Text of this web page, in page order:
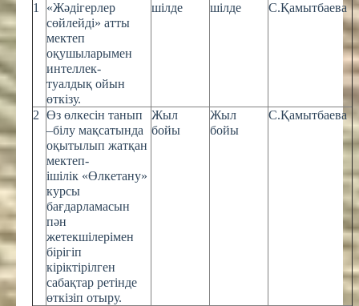
1
«Жәдігерлер
сөйлейді» атты
мектеп
оқушыларымен
интеллек-
туалдық ойын
өткізу.
шілде шілде С.Қамытбаева
2 Өз өлкесін танып
–білу мақсатында
оқытылып жатқан
мектеп-
ішілік «Өлкетану»
курсы
бағдарламасын
пән
жетекшілерімен
бірігіп
кіріктірілген
сабақтар ретінде
өткізіп отыру.
Жыл
бойы
Жыл
бойы
С.Қамытбаева